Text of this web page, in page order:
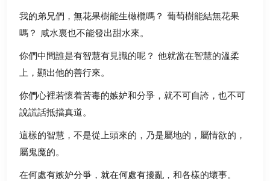
我的弟兄們，無花果樹能生橄欖嗎？ 葡萄樹能結無花果
嗎？ 咸水裏也不能發出甜水來。
你們中間誰是有智慧有見識的呢？ 他就當在智慧的溫柔
上，顯出他的善行來。
你們心裡若懷着苦毒的嫉妒和分爭，就不可自誇，也不可
說謊話抵擋真道。
這樣的智慧，不是從上頭來的，乃是屬地的，屬情欲的，
屬鬼魔的。
在何處有嫉妒分爭，就在何處有擾亂，和各樣的壞事。